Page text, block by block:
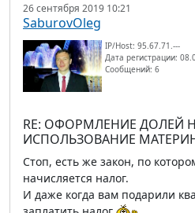
26 сентября 2019 10:21
SaburovOleg
IP/Host: 95.67.71.---
Дата регистрации:
Сообщений: 6
RE: ОФОРМЛЕНИЕ ДОЛЕЙ
ИСПОЛЬЗОВАНИЕ
Стоп, есть же закон, по
начисляется налог.
И даже когда вам подарили